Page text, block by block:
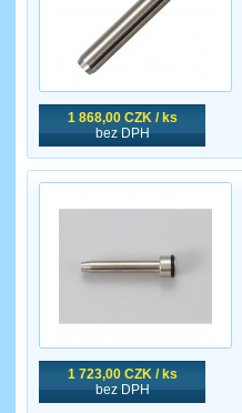
1 868,00 CZK / ks
bez DPH
1 723,00 CZK / ks
bez DPH